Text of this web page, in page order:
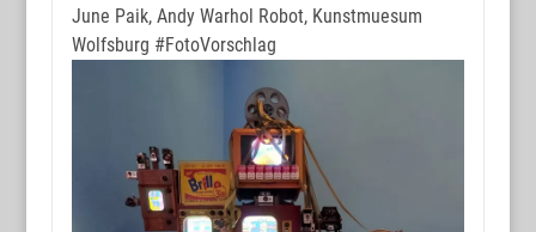
June Paik, Andy Warhol Robot, Kunstmuesum
Wolfsburg #FotoVorschlag
www.wortmax.com
Das Kreativ-Netzwerk
www.wortmax.net